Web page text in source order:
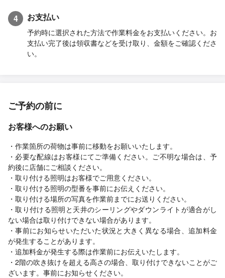
4 お支払い
予約時に選択された方法で作業料金をお支払いください。お
支払い完了後は領収書などを受け取り、金額をご確認くださ
い。
ご予約の前に
お客様へのお願い
・作業箇所の荷物は事前に移動をお願いいたします。
・必要な配線はお客様にてご準備ください。ご不明な場合は、予
約後に店舗にご相談ください。
・取り付ける照明はお客様でご用意ください。
・取り付ける照明の型番を事前にお伝えください。
・取り付ける場所の写真を作業前までにお送りください。
・取り付ける照明と天井のシーリングやダウンライトが適合がし
ない場合は取り付けできない場合があります。
・事前にお知らせいただいた状況と大きく異なる場合、追加料金
が発生することがあります。
・追加料金が発生する際は作業前にお伝えいたします。
・2階の吹き抜けを超える高さの場合、取り付けできないことがご
ざいます。事前にお知らせください。